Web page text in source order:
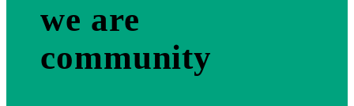
we are
community